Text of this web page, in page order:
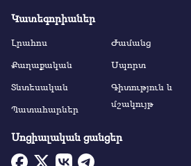
Կատեգորիաներ
Լրահոս
Քաղաքական
Տնտեսական
Պատահարներ
Ժամանց
Սպորտ
Գիտություն և
մշակույթ
Սոցիալական ցանցեր